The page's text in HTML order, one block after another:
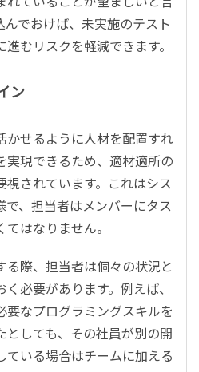
でおけば、未実施のテスト
むリスクを軽減できます。
ン
かせるように人材を配置すれ
実現できるため、適材適所の
視されています。これはシス
で、担当者はメンバーにタス
はなりません。
際、担当者は個々の状況と
必要があります。例えば、
なプログラミングスキルを
しても、その社員が別の開
いる場合はチームに加える